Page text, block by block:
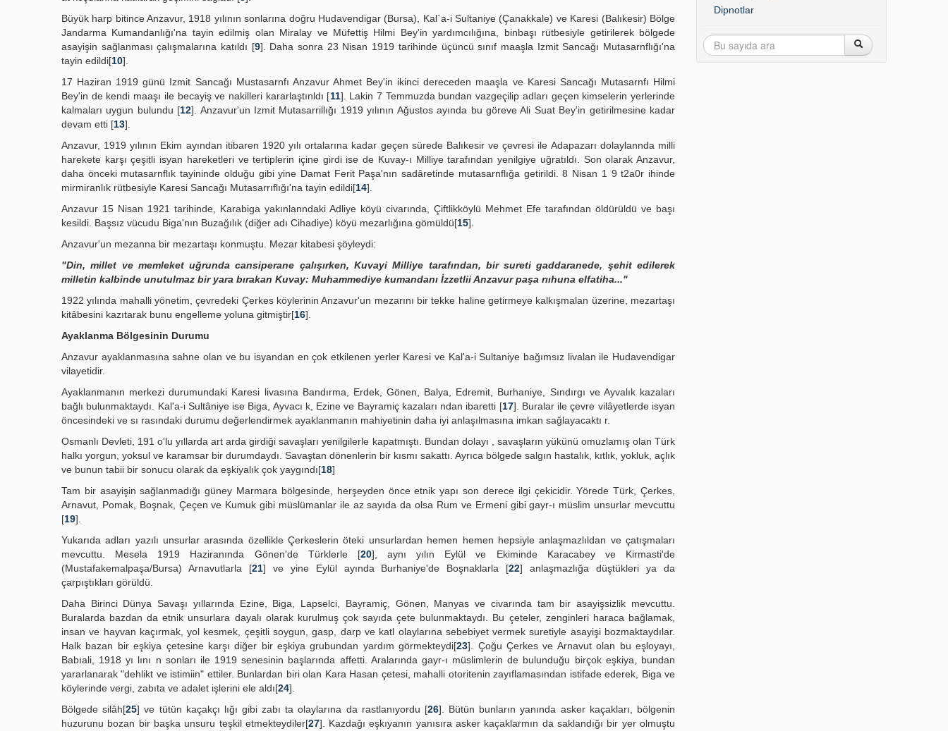
Büyük harp bitince Anzavur, 1918 yılının sonlarına doğru Hudavendigar (Bursa), Kal`a-i Sultaniye (Çanakkale) ve Karesi (Balıkesir) Bölge
Jandarma Kumandanlığı'na tayin edilmiş olan Miralay ve Müfettiş Hilmi Bey'in yardımcılığına, binbaşı rütbesiyle getirilerek bölgede
asayişin sağlanması çalışmalarına katıldı [9]. Daha sonra 23 Nisan 1919 tarihinde üçüncü sınıf maaşla Izmit Sancağı Mutasarnflığı'na
tayin edildi[10].
17 Haziran 1919 günü Izmit Sancağı Mustasarnfı Anzavur Ahmet Bey'in ikinci dereceden maaşla ve Karesi Sancağı Mutasarnfı Hilmi
Bey'in de kendi maaşı ile becayiş ve nakilleri kararlaştınldı [11]. Lakin 7 Temmuzda bundan vazgeçilip adları geçen kimselerin yerlerinde
kalmaları uygun bulundu [12]. Anzavur'un Izmit Mutasarrillığı 1919 yılının Ağustos ayında bu göreve Ali Suat Bey'in getirilmesine kadar
devam etti [13].
Anzavur, 1919 yılının Ekim ayından itibaren 1920 yılı ortalarına kadar geçen sürede Balıkesir ve çevresi ile Adapazarı dolaylannda milli
harekete karşı çeşitli isyan hareketleri ve tertiplerin içine girdi ise de Kuvay-ı Milliye tarafından yenilgiye uğratıldı. Son olarak Anzavur,
daha önceki mutasarnflık tayininde olduğu gibi yine Damat Ferit Paşa'nın sadâretinde mutasarnflığa getirildi. 8 Nisan 1 9 t2a0r ihinde
mirmiranlık rütbesiyle Karesi Sancağı Mutasarrıflığı'na tayin edildi[14].
Anzavur 15 Nisan 1921 tarihinde, Karabiga yakınlanndaki Adliye köyü civarında, Çiftlikköylü Mehmet Efe tarafından öldürüldü ve başı
kesildi. Başsız vücudu Biga'nın Buzağılık (diğer adı Cihadiye) köyü mezarlığına gömüldü[15].
Anzavur'un mezanna bir mezartaşı konmuştu. Mezar kitabesi şöyleydi:
"Din, millet ve memleket uğrunda cansiperane çalışırken, Kuvayi Milliye tarafından, bir sureti gaddaranede, şehit edilerek
milletin kalbinde unutulmaz bir yara bırakan Kuvay: Muhammediye kumandanı İzzetlii Anzavur paşa rııhuna elfatiha..."
1922 yılında mahalli yönetim, çevredeki Çerkes köylerinin Anzavur'un mezarını bir tekke haline getirmeye kalkışmalan üzerine, mezartaşı
kitâbesini kazıtarak bunu engelleme yoluna gitmiştir[16].
Ayaklanma Bölgesinin Durumu
Anzavur ayaklanmasına sahne olan ve bu isyandan en çok etkilenen yerler Karesi ve Kal'a-i Sultaniye bağımsız livalan ile Hudavendigar
vilayetidir.
Ayaklanmanın merkezi durumundaki Karesi livasına Bandırma, Erdek, Gönen, Balya, Edremit, Burhaniye, Sındırgı ve Ayvalık kazaları
bağlı bulunmaktaydı. Kal'a-i Sultâniye ise Biga, Ayvacı k, Ezine ve Bayramiç kazaları ndan ibaretti [17]. Buralar ile çevre vilâyetlerde isyan
öncesindeki ve sı rasındaki durumu değerlendirmek ayaklanmanın mahiyetinin daha iyi anlaşılmasına imkan sağlayacaktı r.
Osmanlı Devleti, 191 o'lu yıllarda art arda girdiği savaşları yenilgilerle kapatmıştı. Bundan dolayı , savaşların yükünü omuzlamış olan Türk
halkı yorgun, yoksul ve karamsar bir durumdaydı. Savaştan dönenlerin bir kısmı sakattı. Ayrıca bölgede salgın hastalık, kıtlık, yokluk, açlık
ve bunun tabii bir sonucu olarak da eşkiyalık çok yaygındı[18]
Tam bir asayişin sağlanmadığı güney Marmara bölgesinde, herşeyden önce etnik yapı son derece ilgi çekicidir. Yörede Türk, Çerkes,
Arnavut, Pomak, Boşnak, Çeçen ve Kumuk gibi müslümanlar ile az sayıda da olsa Rum ve Ermeni gibi gayr-ı müslim unsurlar mevcuttu
[19].
Yukarıda adları yazılı unsurlar arasında özellikle Çerkeslerin öteki unsurlardan hemen hemen hepsiyle anlaşmazlıldan ve çatışmaları
mevcuttu. Mesela 1919 Haziranında Gönen'de Türklerle [20], aynı yılın Eylül ve Ekiminde Karacabey ve Kirmasti'de
(Mustafakemalpaşa/Bursa) Arnavutlarla [21] ve yine Eylül ayında Burhaniye'de Boşnaklarla [22] anlaşmazlığa düştükleri ya da
çarpıştıkları görüldü.
Daha Birinci Dünya Savaşı yıllarında Ezine, Biga, Lapselci, Bayramiç, Gönen, Manyas ve civarında tam bir asayişsizlik mevcuttu.
Buralarda bazdan da etnik unsurlara dayalı olarak kurulmuş çok sayıda çete bulunmaktaydı. Bu çeteler, zenginleri haraca bağlamak,
insan ve hayvan kaçırmak, yol kesmek, çeşitli soygun, gasp, darp ve katl olaylarına sebebiyet vermek suretiyle asayişi bozmaktaydılar.
Halk bazan bir eşkiya çetesine karşı diğer bir eşkiya grubundan yardım görmekteydi[23]. Çoğu Çerkes ve Arnavut olan bu eşloyayı,
Babıali, 1918 yı lını n sonları ile 1919 senesinin başlarında affetti. Aralarında gayr-ı müslimlerin de bulunduğu birçok eşkiya, bundan
yararlanarak "dehlikt ve istimiin" ettiler. Bunlardan biri olan Kara Hasan çetesi, mahalli otoritenin zayıflamasından istifade ederek, Biga ve
köylerinde vergi, zabıta ve adalet işlerini ele aldı[24].
Bölgede silâh[25] ve tütün kaçakçı lığı gibi zabı ta olaylarına da rastlanıyordu [26]. Bütün bunların yanında asker kaçakları, bölgenin
huzurunu bozan bir başka unsuru teşkil etmekteydiler[27]. Kazdağı eşkıyanın yanısıra asker kaçaklarmın da saklandığı bir yer olmuştu
Dipnotlar